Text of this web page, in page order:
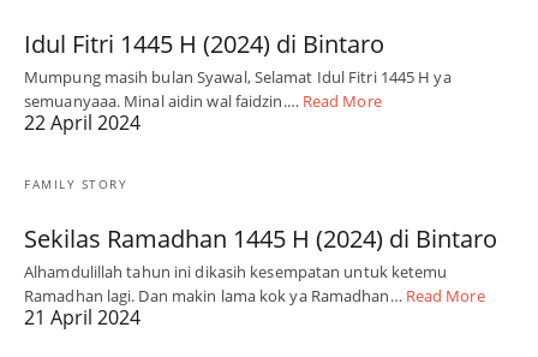
Idul Fitri 1445 H (2024) di Bintaro
Mumpung masih bulan Syawal, Selamat Idul Fitri 1445 H ya
semuanyaaa. Minal aidin wal faidzin.… Read More
22 April 2024
FAMILY STORY
Sekilas Ramadhan 1445 H (2024) di Bintaro
Alhamdulillah tahun ini dikasih kesempatan untuk ketemu
Ramadhan lagi. Dan makin lama kok ya Ramadhan… Read More
21 April 2024